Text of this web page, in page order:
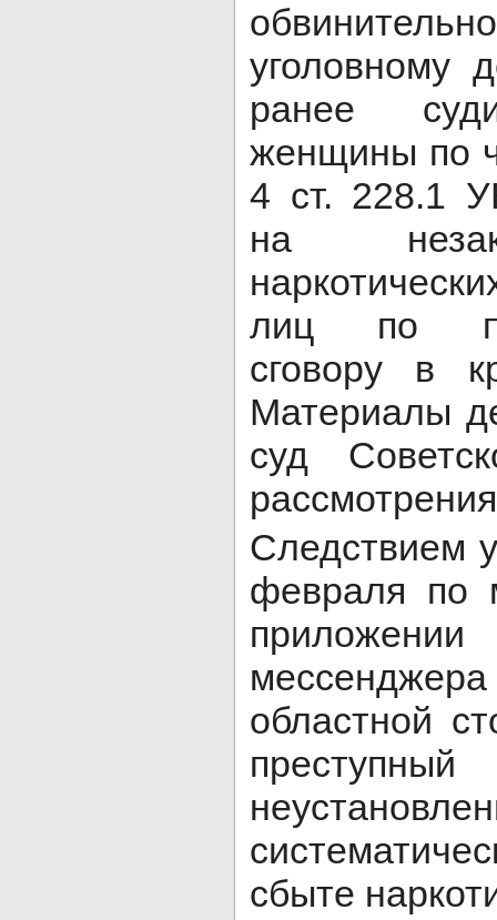
уголовному
ранее
женщины по
4 ст. 228.1
на
лиц по
сговору в
Материалы
суд
Следствием
февраля по
областной
сбыте